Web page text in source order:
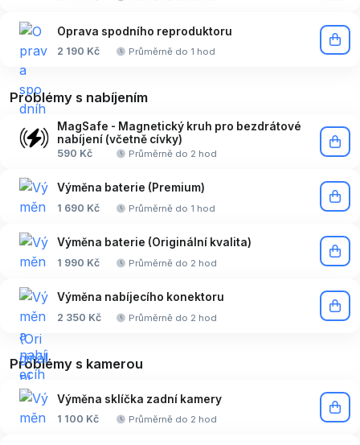
Oprava spodního reproduktoru
2 190 Kč Průměrně do 1 hod
Problémy s nabíjením
MagSafe - Magnetický kruh pro bezdrátové
nabíjení (včetně cívky)
590 Kč Průměrně do 2 hod
Výměna baterie (Premium)
1 690 Kč Průměrně do 1 hod
Výměna baterie (Originální kvalita)
1 990 Kč Průměrně do 2 hod
Výměna nabíjecího konektoru
2 350 Kč Průměrně do 2 hod
Problémy s kamerou
Výměna sklíčka zadní kamery
1 100 Kč Průměrně do 2 hod